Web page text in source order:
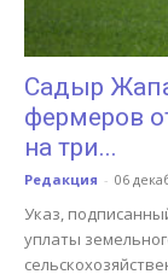
Садыр
фермеров
на три...
Редакция - 06
Указ,
уплаты